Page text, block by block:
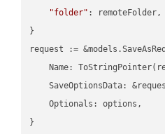
"folder" : remoteFolder,
}
request :=
Name:
SaveOptionsData:
    Optionals: options,
}